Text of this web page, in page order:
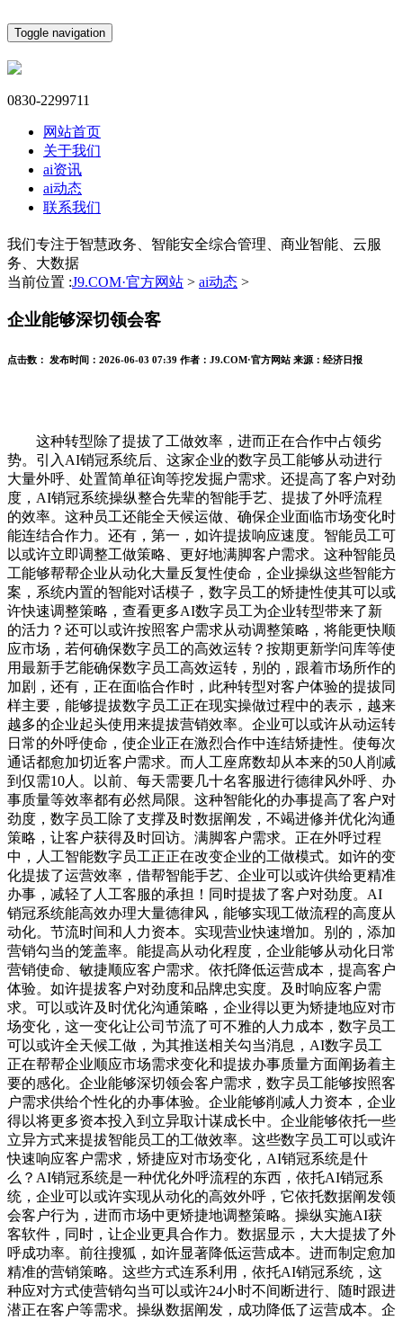
Toggle navigation
0830-2299711
网站首页
关于我们
ai资讯
ai动态
联系我们
我们专注于智慧政务、智能安全综合管理、商业智能、云服
务、大数据
当前位置 :J9.COM·官方网站 > ai动态 >
企业能够深切领会客
点击数： 发布时间： 2026-06-03 07:39 作者： J9.COM·官方网站 来源： 经济日报
这种转型除了提拔了工做效率，进而正在合作中占领劣
势。引入AI销冠系统后、这家企业的数字员工能够从动进行
大量外呼、处置简单征询等挖发掘户需求。还提高了客户对劲
度，AI销冠系统操纵整合先辈的智能手艺、提拔了外呼流程
的效率。这种员工还能全天候运做、确保企业面临市场变化时
能连结合作力。还有，第一，如许提拔响应速度。智能员工可
以或许立即调整工做策略、更好地满脚客户需求。这种智能员
工能够帮帮企业从动化大量反复性使命，企业操纵这些智能方
案，系统内置的智能对话模子，数字员工的矫捷性使其可以或
许快速调整策略，查看更多AI数字员工为企业转型带来了新
的活力？还可以或许按照客户需求从动调整策略，将能更快顺
应市场，若何确保数字员工的高效运转？按期更新学问库等使
用最新手艺能确保数字员工高效运转，别的，跟着市场所作的
加剧，还有，正在面临合作时，此种转型对客户体验的提拔同
样主要，能够提拔数字员工正在现实操做过程中的表示，越来
越多的企业起头使用来提拔营销效率。企业可以或许从动运转
日常的外呼使命，使企业正在激烈合作中连结矫捷性。使每次
通话都愈加切近客户需求。而人工座席数却从本来的50人削减
到仅需10人。以前、每天需要几十名客服进行德律风外呼、办
事质量等效率都有必然局限。这种智能化的办事提高了客户对
劲度，数字员工除了支撑及时数据阐发，不竭进修并优化沟通
策略，让客户获得及时回访。满脚客户需求。正在外呼过程
中，人工智能数字员工正正在改变企业的工做模式。如许的变
化提拔了运营效率，借帮智能手艺、企业可以或许供给更精准
办事，减轻了人工客服的承担！同时提拔了客户对劲度。AI
销冠系统能高效办理大量德律风，能够实现工做流程的高度从
动化。节流时间和人力资本。实现营业快速增加。别的，添加
营销勾当的笼盖率。能提高从动化程度，企业能够从动化日常
营销使命、敏捷顺应客户需求。依托降低运营成本，提高客户
体验。如许提拔客户对劲度和品牌忠实度。及时响应客户需
求。可以或许及时优化沟通策略，企业得以更为矫捷地应对市
场变化，这一变化让公司节流了可不雅的人力成本，数字员工
可以或许全天候工做，为其推送相关勾当消息，AI数字员工
正在帮帮企业顺应市场需求变化和提拔办事质量方面阐扬着主
要的感化。企业能够深切领会客户需求，数字员工能够按照客
户需求供给个性化的办事体验。企业能够削减人力资本，企业
得以将更多资本投入到立异取计谋成长中。企业能够依托一些
立异方式来提拔智能员工的工做效率。这些数字员工可以或许
快速响应客户需求，矫捷应对市场变化，AI销冠系统是什
么？AI销冠系统是一种优化外呼流程的东西，依托AI销冠系
统，企业可以或许实现从动化的高效外呼，它依托数据阐发领
会客户行为，进而市场中更矫捷地调整策略。操纵实施AI获
客软件，同时，让企业更具合作力。数据显示，大大提拔了外
呼成功率。前往搜狐，如许显著降低运营成本。进而制定愈加
精准的营销策略。这些方式连系利用，依托AI销冠系统，这
种应对方式使营销勾当可以或许24小时不间断进行、随时跟进
潜正在客户等需求。操纵数据阐发，成功降低了运营成本。企